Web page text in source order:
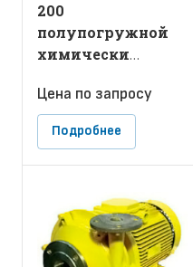
200
полупогружной
химически
Цена по запросу
Подробнее